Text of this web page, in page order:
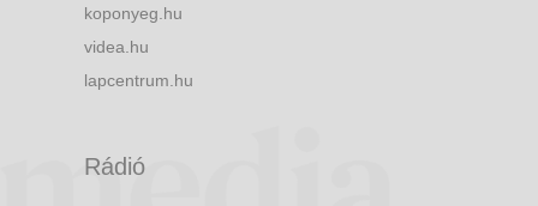
koponyeg.hu
videa.hu
lapcentrum.hu
Rádió